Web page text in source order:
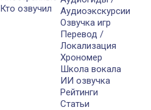
Кто озвучил
Аудиоэкскурсии
Озвучка игр
Перевод /
Локализация
Хрономер
Школа вокала
ИИ озвучка
Рейтинги
Статьи